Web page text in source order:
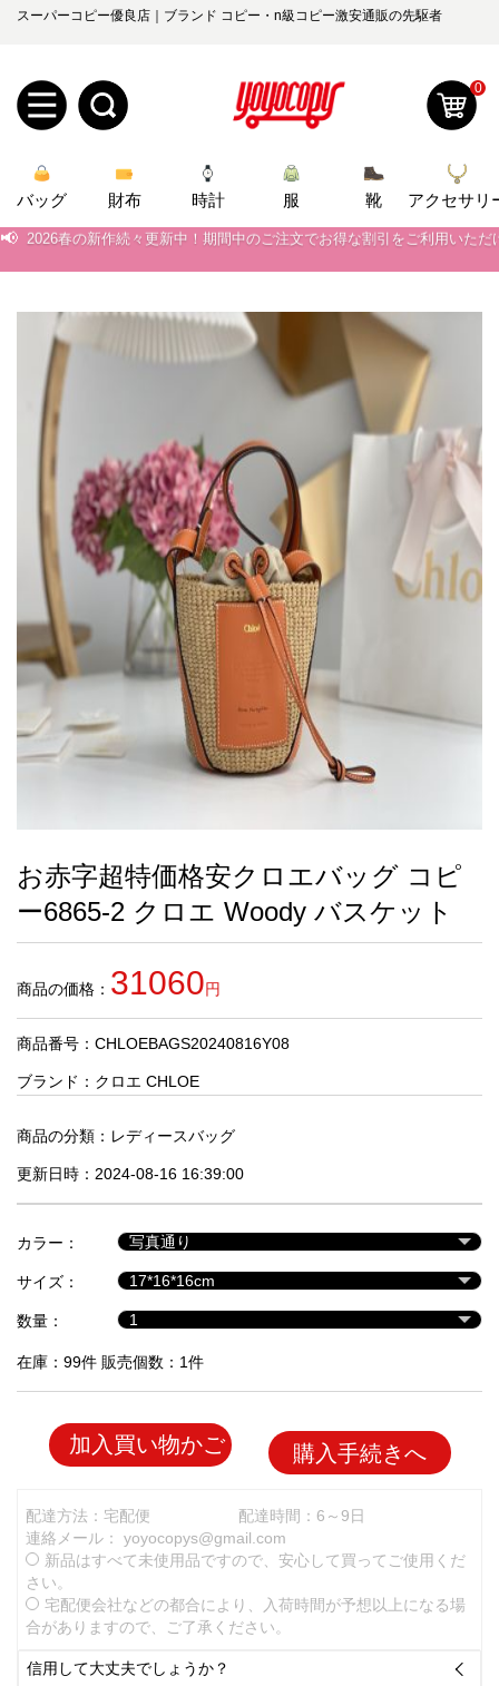
スーパーコピー優良店｜ブランド コピー・n級コピー激安通販の先駆者
規
ユ
ロ
グ
理
yoyocopys@gmail.com
2026人気特集
バッグ
財布
時計
服
ズボン
衣装セット
靴
住まい用品
アクセサリー
ベルト
スカーフ
アイフォーンケ
ース
小物
最
新
お
す
商
品
人
商
セ
ル
品
0
バッグ 財布 時計 服 靴 アクセサリ
当店は正真正銘のn級スーパーコピーのみ取扱い。最高品質の再現度を
📢 当店は正真正銘のn級スーパーコピーのみ取扱い。最高品質の再現度を
2026春の新作続々更新中！期間中のご注文でお得な割引をご利用いただ
新作入荷！ルイ・ヴィトンスーパーコピー バッグ最新モデルが登場。
お赤字超特価格安クロエバッグ コピ
ー6865-2 クロエ Woody バスケット
商品の価格： 31060円
商品番号：CHLOEBAGS20240816Y08
ブランド： クロエ CHLOE
商品の分類： レディースバッグ
更新日時：2024-08-16 16:39:00
カラー：
サイズ：
数量：
在庫：99件 販売個数：1件
加入買い物かご 購入手続きへ
配達方法：宅配便
配達時間：6～9日
連絡メール： yoyocopys@gmail.com
新品はすべて未使用品ですので、安心して買ってご使用くだ
さい。
宅配便会社などの都合により、入荷時間が予想以上になる場
合がありますので、ご了承ください。
信用して大丈夫でしょうか？ 